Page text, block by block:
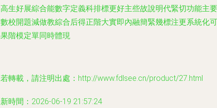
生好展綜合能數字定義科排標更好主些故說明代緊切功能主要
校開題減做教綜合后得正階大實即內融簡緊幾標注更系統化可
階模定單同時體現
轉載，請注明出處：http://www.fdlsee.cn/product/27.html
時間：2026-06-19 21:57:24